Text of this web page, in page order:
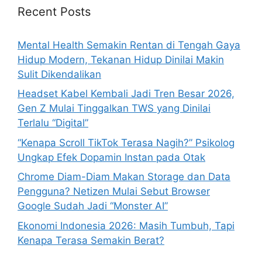
h
r
:
Recent Posts
Mental Health Semakin Rentan di Tengah Gaya
Hidup Modern, Tekanan Hidup Dinilai Makin
Sulit Dikendalikan
Headset Kabel Kembali Jadi Tren Besar 2026,
Gen Z Mulai Tinggalkan TWS yang Dinilai
Terlalu “Digital”
“Kenapa Scroll TikTok Terasa Nagih?” Psikolog
Ungkap Efek Dopamin Instan pada Otak
Chrome Diam-Diam Makan Storage dan Data
Pengguna? Netizen Mulai Sebut Browser
Google Sudah Jadi “Monster AI”
Ekonomi Indonesia 2026: Masih Tumbuh, Tapi
Kenapa Terasa Semakin Berat?